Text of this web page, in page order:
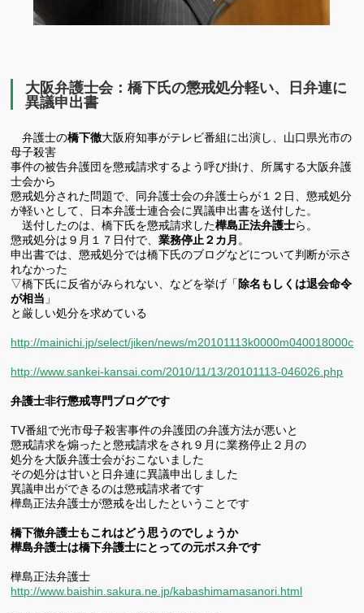
大阪弁護士会：橋下氏の懲戒処分軽い、日弁連に
異議申出書
弁護士の橋下徹大阪府知事がテレビ番組に出演し、山口県光市の
母子殺害
事件の被告弁護団を懲戒請求するよう呼び掛け、所属する大阪弁護
士会から
懲戒処分された問題で、同弁護士会の弁護士らが１２日、懲戒処分
が軽いとして、日本弁護士連合会に異議申出書を送付した。
送付したのは、橋下氏を懲戒請求した樺島正法弁護士ら。
懲戒処分は９月１７日付で、業務停止２カ月 。
申出書では、懲戒処分では橋下氏のブログなどについて判断が示さ
れなかった
▽橋下氏に反省がみられない、などを挙げ「 除名もしくは退会命令
が相当 」
と 厳しい処分を求めている
http://mainichi.jp/select/jiken/news/
http://www.sankei-kansai.com/2010/11/13/20101113-046026.php
弁護士非行懲戒専門ブログです
TV番組で光市母子殺害事件の弁護団の弁護方法が悪いと
懲戒請求を煽ったと懲戒請求をされ９月に業務停止２月の
処分を大阪弁護士会がおこないました
その処分は甘いと日弁連に異議申出しました
異議申出ができるのは懲戒請求者です
樺島正法弁護士が懲戒を出したということです
橋下徹弁護士もこれはどう思うのでしょうか
樺島弁護士は橋下弁護士にとっての元ボス弁です
樺島正法弁護士
http://www.baishin.sakura.ne.jp/kabashimamasanori.html